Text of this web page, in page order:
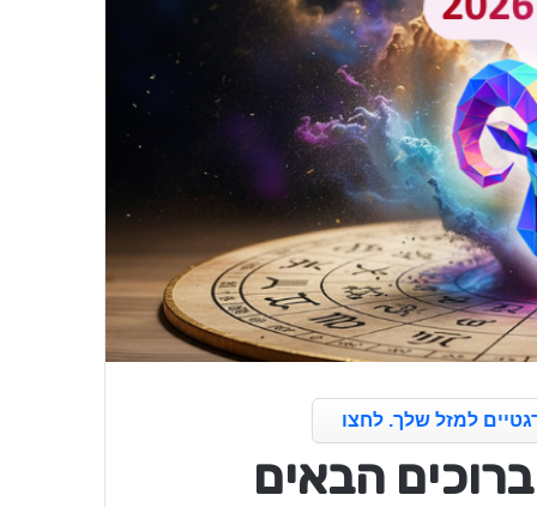
למזל שלך. לחצו
טלה – ברוכים הבאים